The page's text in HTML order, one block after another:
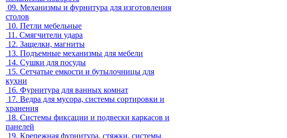
09. Механизмы и фурнитура для изготовления
столов
10. Петли мебельные
11. Смягчители удара
12. Защелки, магниты
13. Подъемные механизмы для мебели
14. Сушки для посуды
15. Сетчатые емкости и бутылочницы для
кухни
16. Фурнитура для ванных комнат
17. Ведра для мусора, системы сортировки и
хранения
18. Системы фиксации и подвески каркасов и
панелей
19. Крепежная фурнитура, стяжки, системы